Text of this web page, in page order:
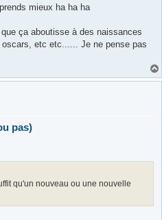
mieux ha ha ha
ça aboutisse à des naissances
etc etc...... Je ne pense pas
pas)
qu'un nouveau ou une nouvelle